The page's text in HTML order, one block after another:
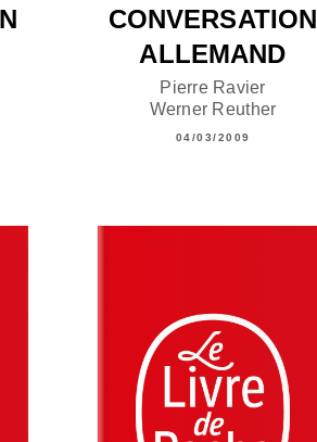
CONVERSATION
ALLEMAND
Pierre Ravier
Werner Reuther
04/03/2009